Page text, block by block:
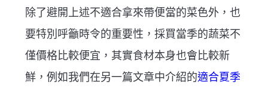
除了避開上述不適合拿來帶便當的菜色外，也
要特別呼籲時令的重要性，採買當季的蔬菜不
僅價格比較便宜，其實食材本身也會比較新
鮮，例如我們在另一篇文章中介紹的適合夏季